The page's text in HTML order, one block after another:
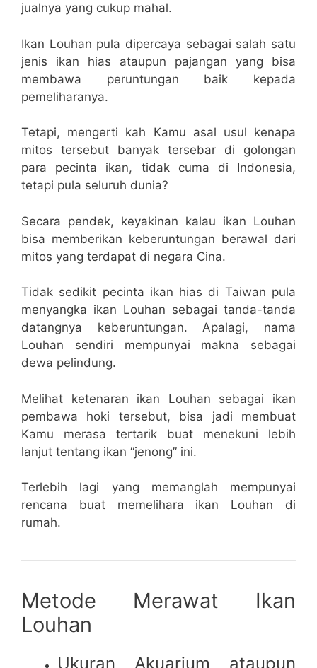
jualnya yang cukup mahal.
Ikan Louhan pula dipercaya sebagai salah satu
jenis ikan hias ataupun pajangan yang bisa
membawa peruntungan baik kepada
pemeliharanya.
Tetapi, mengerti kah Kamu asal usul kenapa
mitos tersebut banyak tersebar di golongan
para pecinta ikan, tidak cuma di Indonesia,
tetapi pula seluruh dunia?
Secara pendek, keyakinan kalau ikan Louhan
bisa memberikan keberuntungan berawal dari
mitos yang terdapat di negara Cina.
Tidak sedikit pecinta ikan hias di Taiwan pula
menyangka ikan Louhan sebagai tanda-tanda
datangnya keberuntungan. Apalagi, nama
Louhan sendiri mempunyai makna sebagai
dewa pelindung.
Melihat ketenaran ikan Louhan sebagai ikan
pembawa hoki tersebut, bisa jadi membuat
Kamu merasa tertarik buat menekuni lebih
lanjut tentang ikan “jenong” ini.
Terlebih lagi yang memanglah mempunyai
rencana buat memelihara ikan Louhan di
rumah.
Metode Merawat Ikan
Louhan
Ukuran Akuarium ataupun